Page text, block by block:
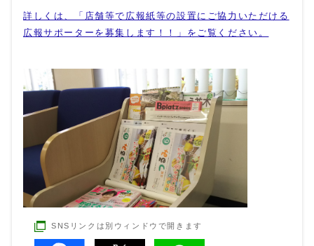
詳しくは、「店舗等で広報紙等の設置にご協力いただける
広報サポーターを募集します！！」をご覧ください。
SNSリンクは別ウィンドウで開きます